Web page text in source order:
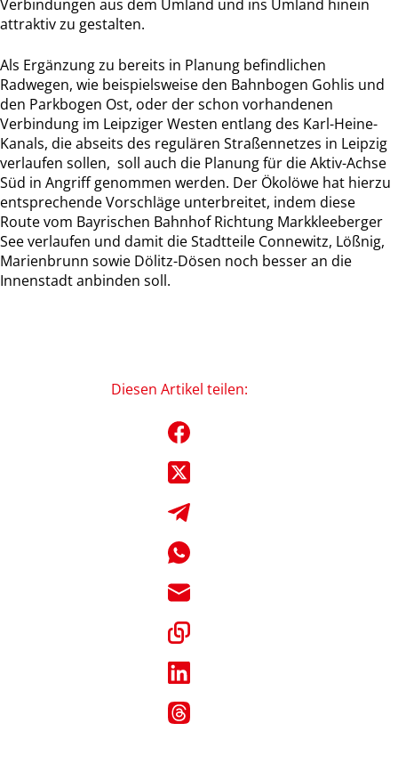
Verbindungen aus dem Umland und ins Umland hinein
attraktiv zu gestalten.
Als Ergänzung zu bereits in Planung befindlichen
Radwegen, wie beispielsweise den Bahnbogen Gohlis und
den Parkbogen Ost, oder der schon vorhandenen
Verbindung im Leipziger Westen entlang des Karl-Heine-
Kanals, die abseits des regulären Straßennetzes in Leipzig
verlaufen sollen, soll auch die Planung für die Aktiv-Achse
Süd in Angriff genommen werden. Der Ökolöwe hat hierzu
entsprechende Vorschläge unterbreitet, indem diese
Route vom Bayrischen Bahnhof Richtung Markkleeberger
See verlaufen und damit die Stadtteile Connewitz, Lößnig,
Marienbrunn sowie Dölitz-Dösen noch besser an die
Innenstadt anbinden soll.
Diesen Artikel teilen: